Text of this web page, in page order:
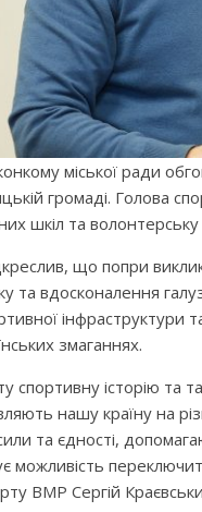
міської ради
громаді. Голова
шкіл та волонтерську
що попри
та вдосконалення
інфраструктури
змаганнях.
спортивну історію та
нашу країну на
та єдності,
можливість
ВМР Сергій